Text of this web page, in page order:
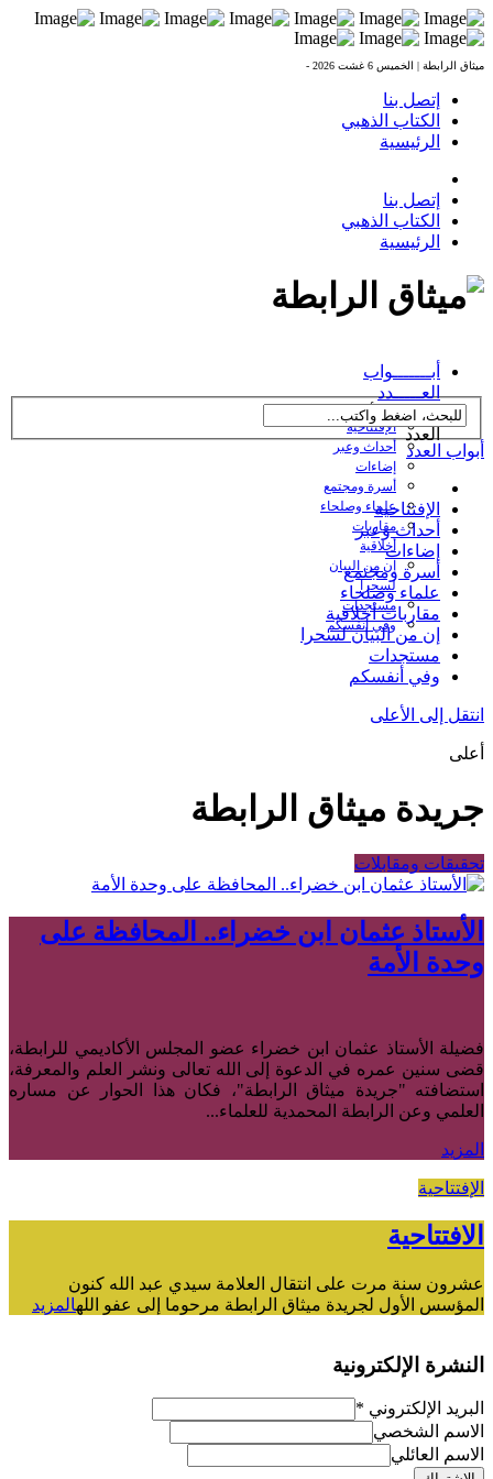
ميثاق الرابطة | الخميس 6 غشت 2026 -
إتصل بنا
الكتاب الذهبي
الرئيسية
إتصل بنا
الكتاب الذهبي
الرئيسية
أبـــــــواب
العـــــدد
← تصفح أبواب
العدد الإفتتاحية
أحداث وعبر
إضاءات
أسرة ومجتمع
علماء وصلحاء
مقاربات
أخلاقية
إن من البيان
لسحرا
مستجدات
وفي أنفسكم
أبواب العدد
الإفتتاحية
أحداث وعبر
إضاءات
أسرة ومجتمع
علماء وصلحاء
مقاربات أخلاقية
إن من البيان لسحرا
مستجدات
وفي أنفسكم
انتقل إلى الأعلى
أعلى
جريدة ميثاق الرابطة
تحقيقات ومقابلات
الأستاذ عثمان ابن خضراء.. المحافظة على
وحدة الأمة
فضيلة الأستاذ عثمان ابن خضراء عضو المجلس الأكاديمي للرابطة،
قضى سنين عمره في الدعوة إلى الله تعالى ونشر العلم والمعرفة،
استضافته "جريدة ميثاق الرابطة"، فكان هذا الحوار عن مساره
العلمي وعن الرابطة المحمدية للعلماء...
المزيد
الإفتتاحية
الافتتاحية
عشرون سنة مرت على انتقال العلامة سيدي عبد الله كنون
المؤسس الأول لجريدة ميثاق الرابطة مرحوما إلى عفو اللهالمزيد
النشرة الإلكترونية
البريد الإلكتروني *
الاسم الشخصي
الاسم العائلي